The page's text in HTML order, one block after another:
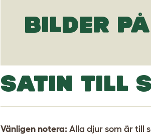
BILDER
SATIN TILL
Vänligen notera: Alla djur som är till